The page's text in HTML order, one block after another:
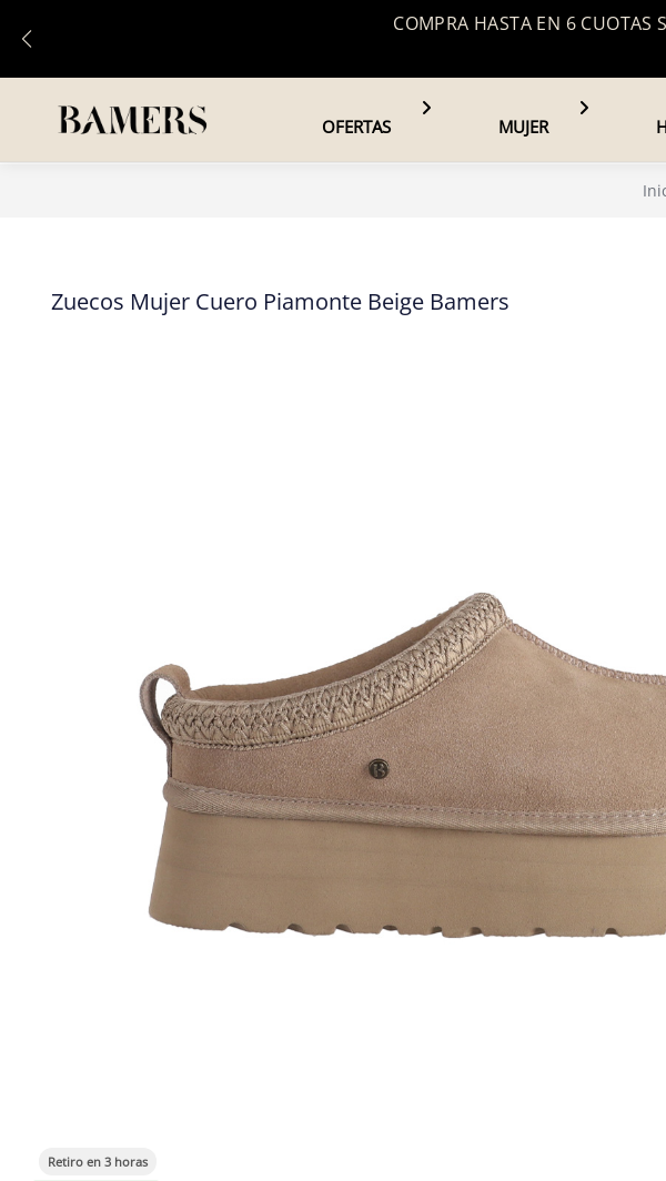
COMPRA HASTA EN 6 CUOTAS
OFERTAS MUJER
Zuecos Mujer Cuero Piamonte Beige Bamers
Retiro en 3 horas